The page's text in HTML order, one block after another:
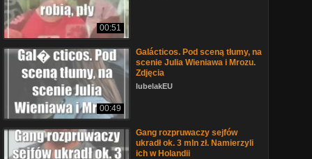
00:51
00:49
Galácticos. Pod sceną tłumy, na
scenie Julia Wieniawa i Mrozu.
Zdjęcia
lubelakEU
Gang rozpruwaczy sejfów
ukradł ok. 3 mln zł. Namierzyli
ich w Holandii